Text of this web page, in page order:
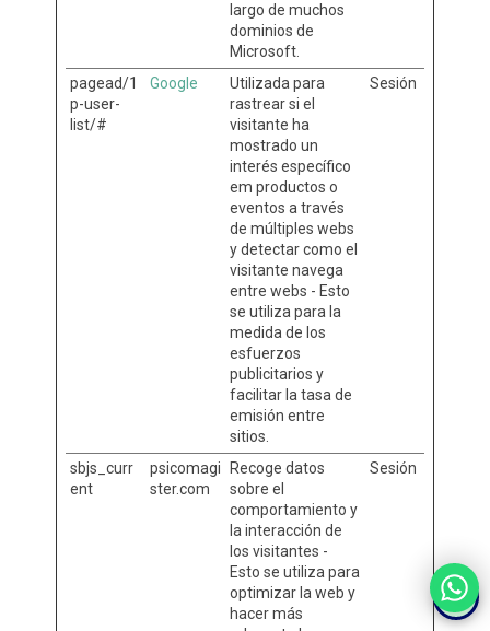
largo de muchos
dominios de
Microsoft.
pagead/1
p-user-
list/#
Google
Utilizada para
rastrear si el
visitante ha
mostrado un
interés específico
em productos o
eventos a través
de múltiples webs
y detectar como el
visitante navega
entre webs - Esto
se utiliza para la
medida de los
esfuerzos
publicitarios y
facilitar la tasa de
emisión entre
sitios.
Sesión
sbjs_curr
ent
psicomagi
ster.com
Recoge datos
sobre el
comportamiento y
la interacción de
los visitantes -
Esto se utiliza para
optimizar la web y
hacer más
Sesión